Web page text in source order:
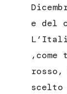
e del
,come
rosso,